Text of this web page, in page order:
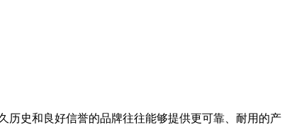
历史和良好信誉的品牌往往能够提供更可靠、耐用的产